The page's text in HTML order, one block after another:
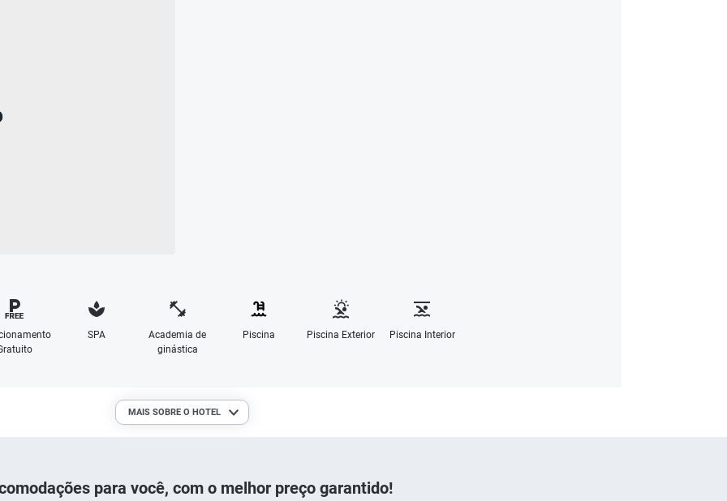
SPA
Academia de
ginástica
Piscina Piscina Exterior Piscina Interior
MAIS SOBRE O HOTEL
para você, com o melhor preço garantido!